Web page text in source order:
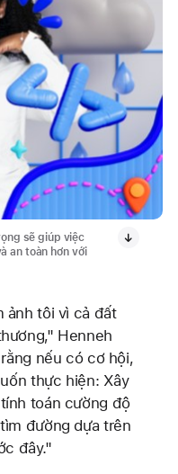
sẽ giúp việc
an toàn hơn với
ảnh tôi vì cả đất
Henneh
nếu có cơ hội,
thực hiện: Xây
toán cường độ
đường dựa trên
đây."